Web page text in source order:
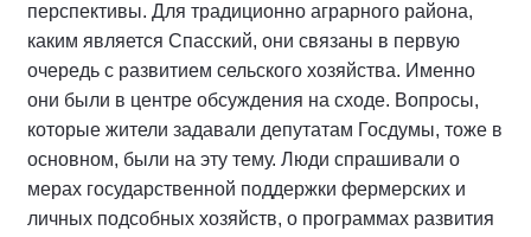
перспективы. Для традиционно аграрного района,
каким является Спасский, они связаны в первую
очередь с развитием сельского хозяйства. Именно
они были в центре обсуждения на сходе. Вопросы,
которые жители задавали депутатам Госдумы, тоже в
основном, были на эту тему. Люди спрашивали о
мерах государственной поддержки фермерских и
личных подсобных хозяйств, о программах развития